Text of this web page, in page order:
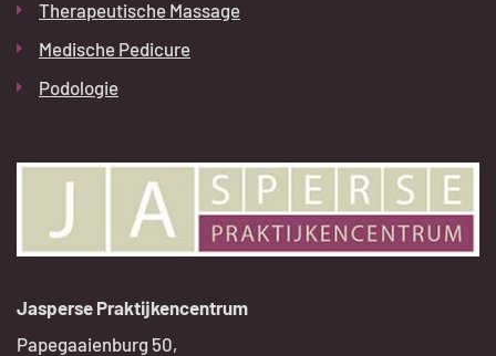
Therapeutische Massage
Medische Pedicure
Podologie
Jasperse Praktijkencentrum
Papegaaienburg 50,